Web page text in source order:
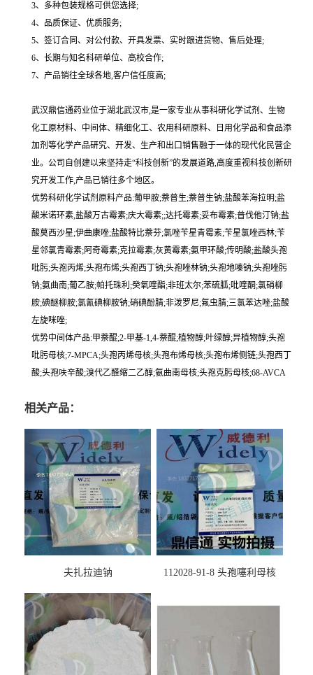
3、多种包装规格可供您选择;
4、品质保证、优质服务;
5、签订合同、对公付款、开具发票、实时跟进货物、售后处理;
6、长期与知名科研单位、高校合作;
7、产品销往全球各地,客户信任度高;
武汉鼎信通药业位于湖北武汉市,是一家专业从事科研化学试剂、生物
化工原材料、中间体、精细化工、农用科研原料、日用化学品和食品添
加剂等化学产品研究、开发、生产和出口销售融于一体的现代化民营企
业。公司自创建以来坚持走“科技创新”的发展道路,高度重视科技创新研
究开发工作,产品已销往多个地区。
优势科研化学试剂原料产品:葡甲胺;萘普生;萘普生钠;盐酸苯海拉明;盐
酸米诺环素,盐酸万古霉素;庆大霉素;;达托霉素;妥布霉素;普伐他汀钠;盐
酸莫西沙星;伊曲康唑;盐酸特比萘芬;氯唑苄星青霉素;苄星氯唑西林;苄
星邻氯青霉素;阿奇霉素;克拉霉素;灰黄霉素;氨甲环酸;传明酸;盐酸头孢
吡肟;头孢丙烯;头孢布烯;头孢西丁钠;头孢唑林钠;头孢地嗪钠;头孢唑肟
钠;氨曲南;葡乙胺;帕托珠利;癸氧喹酯;非班太尔;苯硫胍;吡喹酮;氯硝柳
胺;碘醚柳胺;氯氰碘柳胺钠;硝碘酚腈;非泼罗尼;氟虫腈;三氯苯达唑;盐酸
左旋咪唑;
优势中间体产品:甲萘醌;2-甲基-1,4-萘醌;植物醇;叶绿醇;异植物醇;头孢
吡肟母核;7-MPCA;头孢丙烯母核;头孢布烯母核;头孢布烯侧链;头孢西丁
酸;头孢呋辛酸;溴代乙醛缩二乙醇;氨曲南母核;头孢克肟母核;68-AVCA
相关产品：
夫扎拉迪钠
112028-91-8 头孢噻利母核